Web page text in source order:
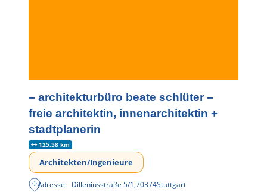
– architekturbüro beate schlüter –
freie architektin, innenarchitektin +
stadtplanerin
125.58 km
Architekten/Ingenieure
Adresse: Dilleniusstraße 5/1,70374Stuttgart